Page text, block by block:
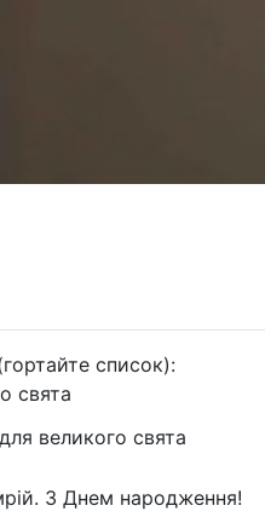
список):
свята
великого свята
З Днем народження!